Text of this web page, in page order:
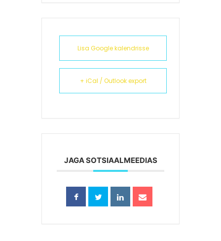
Lisa Google kalendrisse
+ iCal / Outlook export
JAGA SOTSIAALMEEDIAS